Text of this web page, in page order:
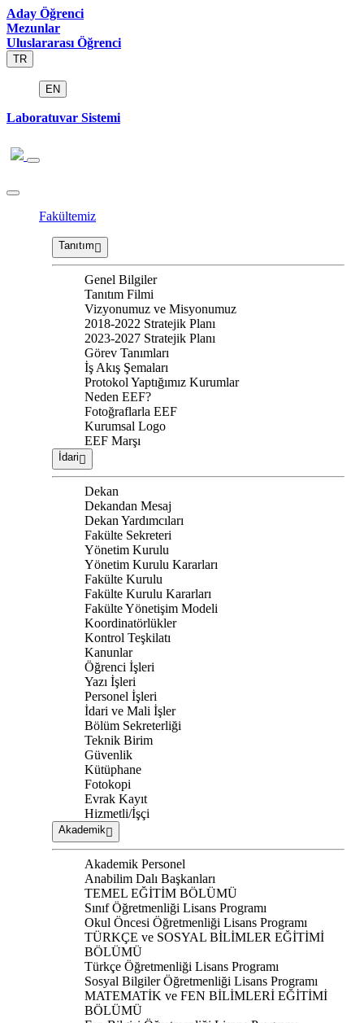
Aday Öğrenci
Mezunlar
Uluslararası Öğrenci
TR
EN
Laboratuvar Sistemi
Fakültemiz
Tanıtım
Genel Bilgiler
Tanıtım Filmi
Vizyonumuz ve Misyonumuz
2018-2022 Stratejik Planı
2023-2027 Stratejik Planı
Görev Tanımları
İş Akış Şemaları
Protokol Yaptığımız Kurumlar
Neden EEF?
Fotoğraflarla EEF
Kurumsal Logo
EEF Marşı
İdari
Dekan
Dekandan Mesaj
Dekan Yardımcıları
Fakülte Sekreteri
Yönetim Kurulu
Yönetim Kurulu Kararları
Fakülte Kurulu
Fakülte Kurulu Kararları
Fakülte Yönetişim Modeli
Koordinatörlükler
Kontrol Teşkilatı
Kanunlar
Öğrenci İşleri
Yazı İşleri
Personel İşleri
İdari ve Mali İşler
Bölüm Sekreterliği
Teknik Birim
Güvenlik
Kütüphane
Fotokopi
Evrak Kayıt
Hizmetli/İşçi
Akademik
Akademik Personel
Anabilim Dalı Başkanları
TEMEL EĞİTİM BÖLÜMÜ
Sınıf Öğretmenliği Lisans Programı
Okul Öncesi Öğretmenliği Lisans Programı
TÜRKÇE ve SOSYAL BİLİMLER EĞİTİMİ
BÖLÜMÜ
Türkçe Öğretmenliği Lisans Programı
Sosyal Bilgiler Öğretmenliği Lisans Programı
MATEMATİK ve FEN BİLİMLERİ EĞİTİMİ
BÖLÜMÜ